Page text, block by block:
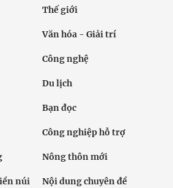
Thế giới
Văn hóa - Giải trí
Công nghệ
Du lịch
Bạn đọc
Công nghiệp hỗ trợ
Nông thôn mới
núi Nội dung chuyên đề